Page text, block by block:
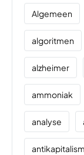
Algemeen
algoritmen
alzheimer
ammoniak
analyse